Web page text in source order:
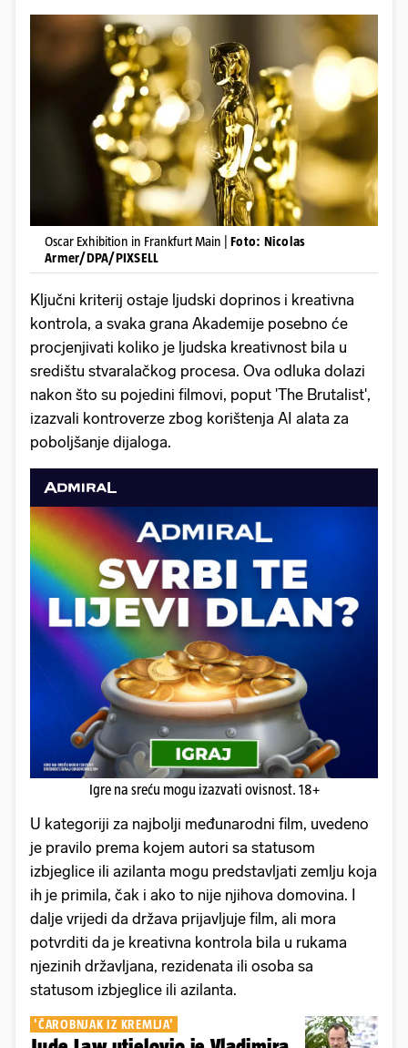
Oscar Exhibition in Frankfurt Main | Foto: Nicolas
Armer/DPA/PIXSELL
Ključni kriterij ostaje ljudski doprinos i kreativna
kontrola, a svaka grana Akademije posebno će
procjenjivati koliko je ljudska kreativnost bila u
središtu stvaralačkog procesa. Ova odluka dolazi
nakon što su pojedini filmovi, poput 'The Brutalist',
izazvali kontroverze zbog korištenja AI alata za
poboljšanje dijaloga.
Igre na sreću mogu izazvati ovisnost. 18+
U kategoriji za najbolji međunarodni film, uvedeno
je pravilo prema kojem autori sa statusom
izbjeglice ili azilanta mogu predstavljati zemlju koja
ih je primila, čak i ako to nije njihova domovina. I
dalje vrijedi da država prijavljuje film, ali mora
potvrditi da je kreativna kontrola bila u rukama
njezinih državljana, rezidenata ili osoba sa
statusom izbjeglice ili azilanta.
'ČAROBNJAK IZ KREMLJA'